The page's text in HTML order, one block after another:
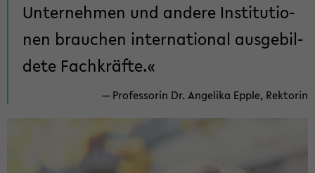
Un­ter­neh­men und an­de­re In­sti­tu­tio­
nen brau­chen in­ter­na­tio­nal aus­ge­bil­
de­te Fach­kräf­te.
Pro­fes­so­rin Dr. An­ge­li­ka Epple, Rek­to­rin